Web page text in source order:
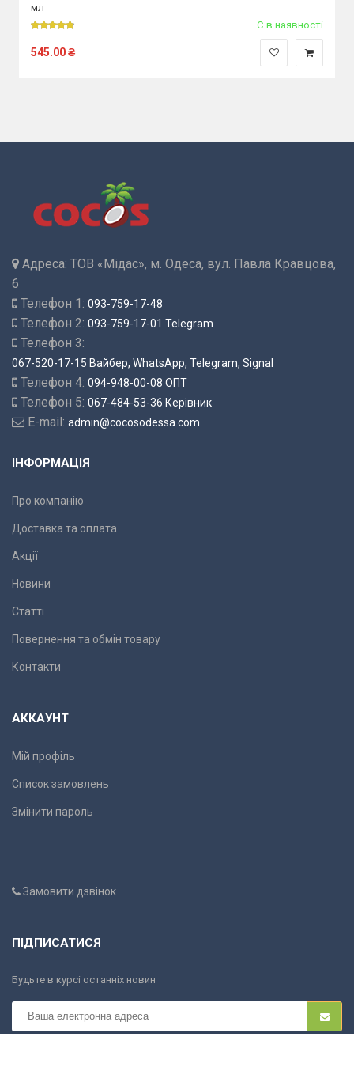
мл
Є в наявності
545.00₴
Адреса: ТОВ «Мідас», м. Одеса, вул. Павла Кравцова,
6
Телефон 1: 093-759-17-48
Телефон 2: 093-759-17-01 Telegram
Телефон 3:
067-520-17-15 Вайбер, WhatsApp, Telegram, Signal
Телефон 4: 094-948-00-08 ОПТ
Телефон 5: 067-484-53-36 Керівник
E-mail: admin@cocosodessa.com
ІНФОРМАЦІЯ
Про компанію
Доставка та оплата
Акції
Новини
Статті
Повернення та обмін товару
Контакти
АККАУНТ
Мій профіль
Список замовлень
Змінити пароль
Замовити дзвінок
ПІДПИСАТИСЯ
Будьте в курсі останніх новин